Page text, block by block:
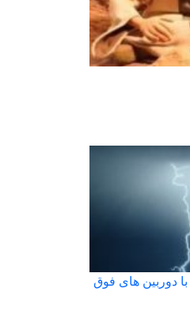
دوربین های فوق